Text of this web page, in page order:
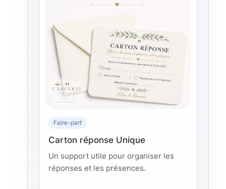
Faire-part
Carton réponse Unique
Un support utile pour organiser les
réponses et les présences.